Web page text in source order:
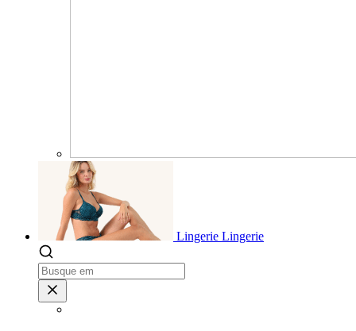
Lingerie Lingerie